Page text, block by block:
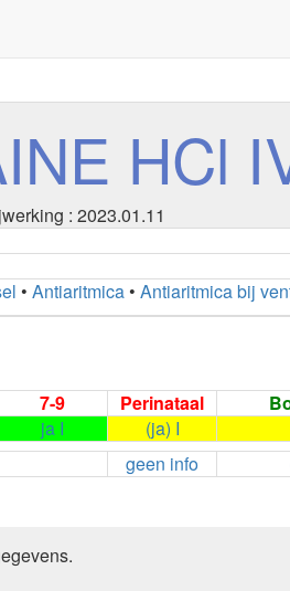
HCl
: 2023.01.11
•Antiaritmica •Antiaritmica bij
7-9 Perinataal
ja I (ja) I
geen info